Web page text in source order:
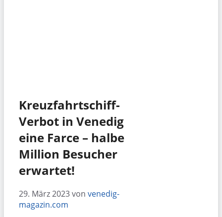
Kreuzfahrtschiff-
Verbot in Venedig
eine Farce – halbe
Million Besucher
erwartet!
29. März 2023von venedig-
magazin.com